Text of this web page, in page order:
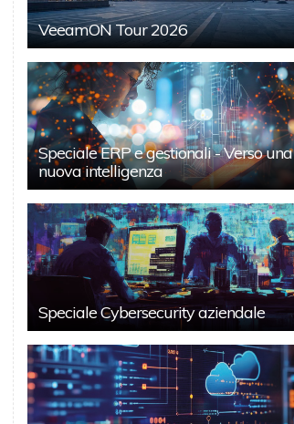
VeeamON Tour 2026
Speciale ERP e gestionali - Verso una
nuova intelligenza
Speciale Cybersecurity aziendale